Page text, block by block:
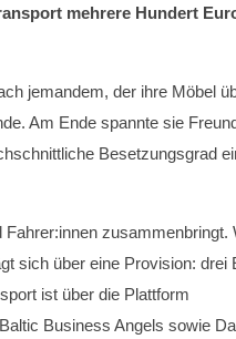
mehrere Hundert
jemandem, der ihre Möbel
Am Ende spannte sie
Besetzungsgrad
Fahrer:innen zusammenbringt.
sich über eine Provision: drei
ist über die Plattform
Business Angels sowie